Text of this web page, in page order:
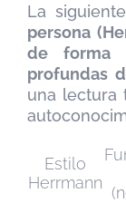
La
persona
de forma
profundas
una lectura
Estilo
Herrmann